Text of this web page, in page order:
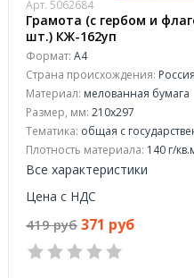
Арт. 5062684
Грамота (с гербом и
шт.) КЖ-162уп
Формат: А4
Страна происхождения: Россия
Материал: мелованная бумага
Размер, мм: 210x297
Тематика: общая с
Плотность материала: 140 г/
Все характеристики
Цена с НДС
419 руб 371 руб